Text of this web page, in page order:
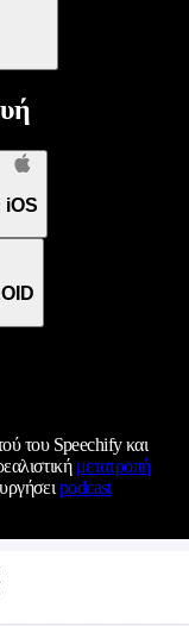
iOS
του Speechify και
μετατροπή
podcast